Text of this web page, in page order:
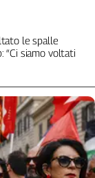
le spalle
“Ci siamo voltati